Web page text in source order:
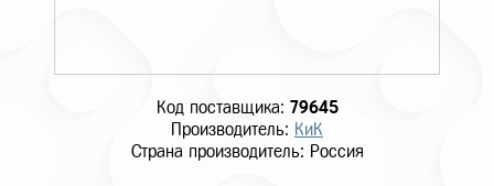
Код поставщика: 79645
Производитель: КиК
Страна производитель: Россия